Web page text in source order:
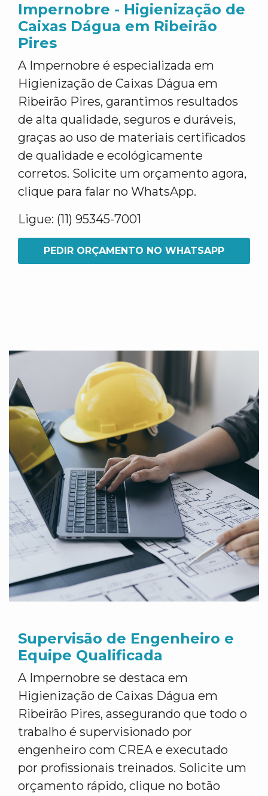
Impernobre - Higienização de
Caixas Dágua em Ribeirão
Pires
A Impernobre é especializada em
Higienização de Caixas Dágua em
Ribeirão Pires, garantimos resultados
de alta qualidade, seguros e duráveis,
graças ao uso de materiais certificados
de qualidade e ecológicamente
corretos. Solicite um orçamento agora,
clique para falar no WhatsApp.
Ligue: (11) 95345-7001
PEDIR ORÇAMENTO NO WHATSAPP
Supervisão de Engenheiro e
Equipe Qualificada
A Impernobre se destaca em
Higienização de Caixas Dágua em
Ribeirão Pires, assegurando que todo o
trabalho é supervisionado por
engenheiro com CREA e executado
por profissionais treinados. Solicite um
orçamento rápido, clique no botão